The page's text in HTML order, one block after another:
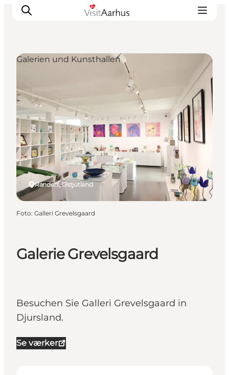
Sehen und erleben
Veranstaltungen
Städte und Regionen
Reiseplanung
Transport
Galerie Grevelsgaard
Besuchen Sie Galleri Grevelsgaard in
Djursland.
Se værker
Randers, Ostjütland
Galerien und Kunsthallen
Foto: Galleri Grevelsgaard